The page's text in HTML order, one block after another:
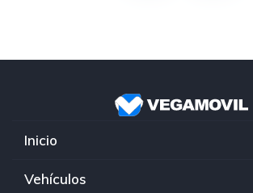
Inicio
Vehículos